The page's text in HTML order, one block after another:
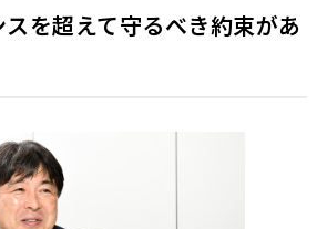
スを超えて守るべき約束があ